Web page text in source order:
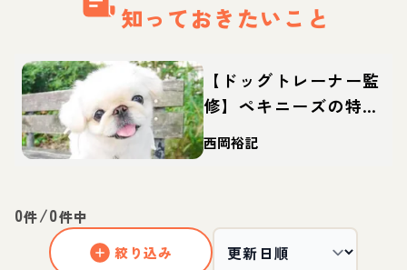
知っておきたいこと
【ドッグトレーナー監
修】ペキニーズの特
徴・性格は？しつけや
カットなどの飼い方や
西岡裕記
0件/0件中
絞り込み